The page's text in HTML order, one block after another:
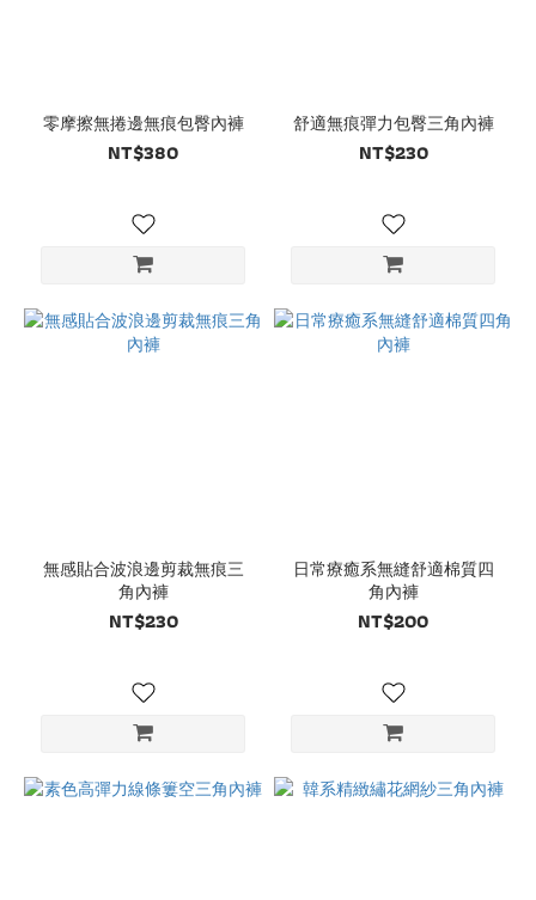
零摩擦無捲邊無痕包臀內褲
NT$380
舒適無痕彈力包臀三角內褲
NT$230
無感貼合波浪邊剪裁無痕三
角內褲
NT$230
日常療癒系無縫舒適棉質四
角內褲
NT$200